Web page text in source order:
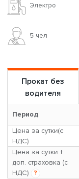
Электро
5 чел
Прокат без
водителя
Период
Цена за сутки(с
НДС)
Цена за сутки +
доп. страховка (с
НДС)
?